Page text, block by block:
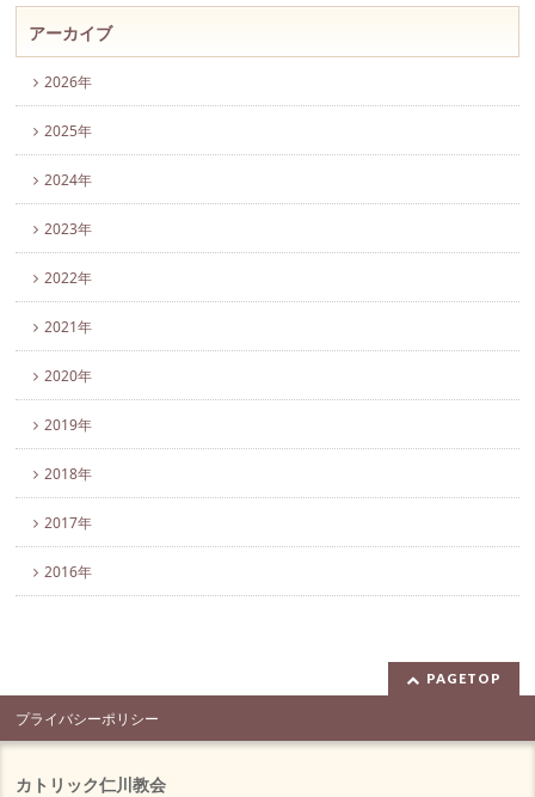
アーカイブ
2026年
2025年
2024年
2023年
2022年
2021年
2020年
2019年
2018年
2017年
2016年
PAGETOP
プライバシーポリシー
カトリック仁川教会